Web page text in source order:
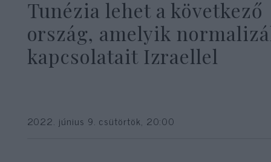
Tunézia lehet a következő
ország, amelyik
kapcsolatait Izraellel
2022. június 9. csütörtök, 20:00